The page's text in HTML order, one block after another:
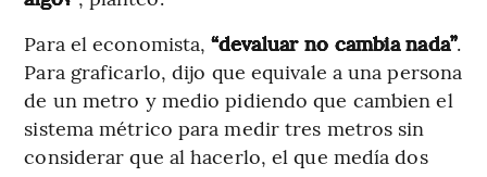
Para el economista,“devaluar no cambia nada”.
Para graficarlo, dijo que equivale a una persona
de un metro y medio pidiendo que cambien el
sistema métrico para medir tres metros sin
considerar que al hacerlo, el que medía dos